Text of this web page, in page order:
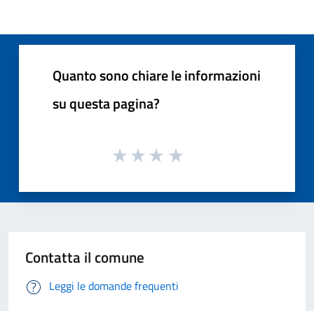
Quanto sono chiare le informazioni
su questa pagina?
Contatta il comune
Leggi le domande frequenti